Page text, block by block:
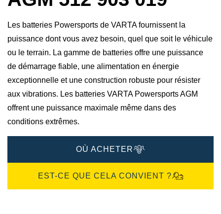
Les batteries Powersports de VARTA fournissent la
puissance dont vous avez besoin, quel que soit le véhicule
ou le terrain. La gamme de batteries offre une puissance
de démarrage fiable, une alimentation en énergie
exceptionnelle et une construction robuste pour résister
aux vibrations. Les batteries VARTA Powersports AGM
offrent une puissance maximale même dans des
conditions extrêmes.
OÙ ACHETER
EST-CE QUE CELA CONVIENT ?